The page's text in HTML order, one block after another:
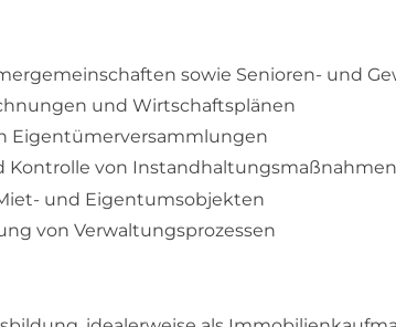
sowie Senioren- und
und Wirtschaftsplänen
Eigentümerversammlungen
Kontrolle von Instandhaltungsmaßnahmen
und Eigentumsobjekten
von Verwaltungsprozessen